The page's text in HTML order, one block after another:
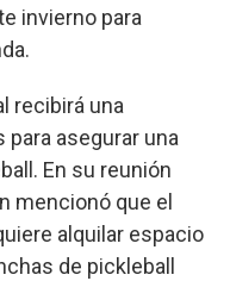
invierno para
recibirá una
asegurar una
En su reunión
mencionó que el
alquilar espacio
de pickleball